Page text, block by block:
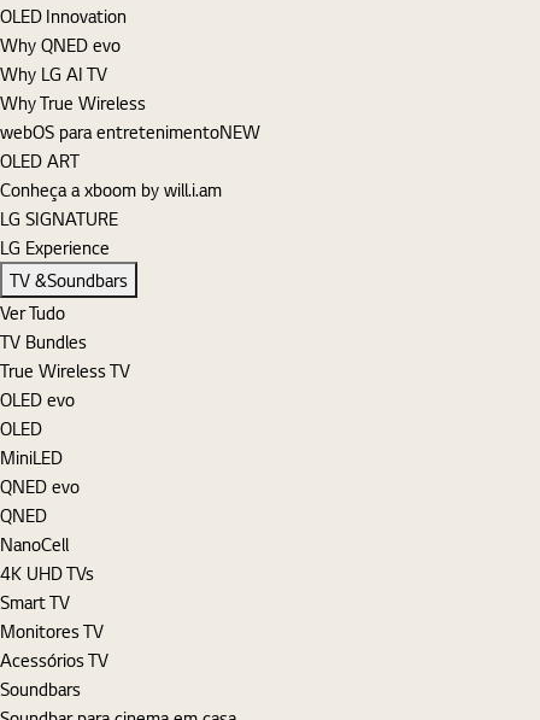
OLED Innovation
Why QNED evo
Why LG AI TV
Why True Wireless
webOS para entretenimentoNEW
OLED ART
Conheça a xboom by will.i.am
LG SIGNATURE
LG Experience
TV &Soundbars
Ver Tudo
TV Bundles
True Wireless TV
OLED evo
OLED
MiniLED
QNED evo
QNED
NanoCell
4K UHD TVs
Smart TV
Monitores TV
Acessórios TV
Soundbars